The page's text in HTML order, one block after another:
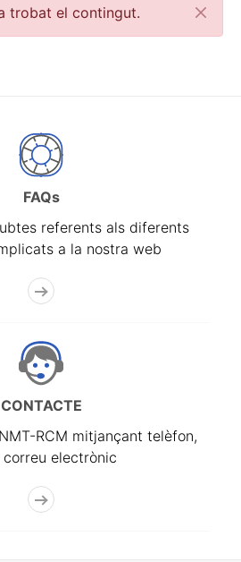
Tanca
trobat el contingut.
FAQs
referents als diferents
a la nostra web
CONTACTE
RCM mitjançant telèfon,
electrònic